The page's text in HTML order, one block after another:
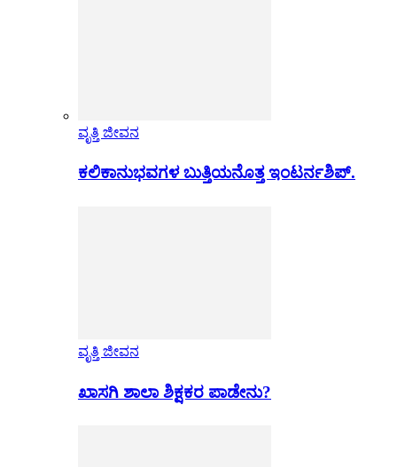
ವೃತ್ತಿ ಜೀವನ
ಕಲಿಕಾನುಭವಗಳ ಬುತ್ತಿಯನೊತ್ತ ಇಂಟರ್ನಶಿಪ್.
ವೃತ್ತಿ ಜೀವನ
ಖಾಸಗಿ ಶಾಲಾ ಶಿಕ್ಷಕರ ಪಾಡೇನು?